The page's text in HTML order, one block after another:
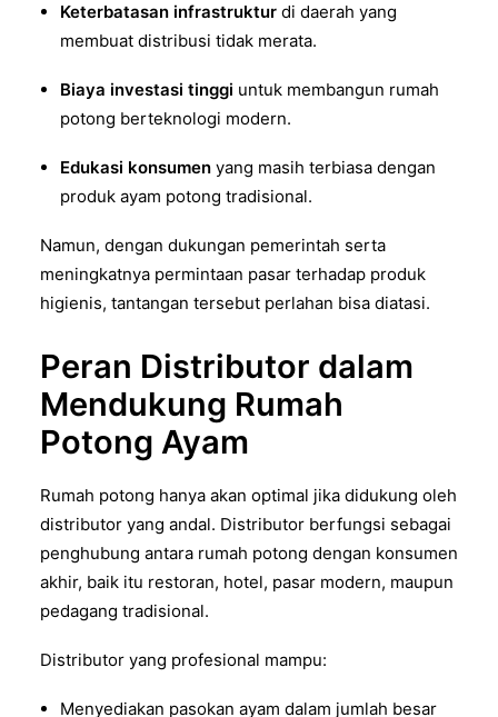
Keterbatasan infrastruktur di daerah yang
membuat distribusi tidak merata.
Biaya investasi tinggi untuk membangun rumah
potong berteknologi modern.
Edukasi konsumen yang masih terbiasa dengan
produk ayam potong tradisional.
Namun, dengan dukungan pemerintah serta
meningkatnya permintaan pasar terhadap produk
higienis, tantangan tersebut perlahan bisa diatasi.
Peran Distributor dalam
Mendukung Rumah
Potong Ayam
Rumah potong hanya akan optimal jika didukung oleh
distributor yang andal. Distributor berfungsi sebagai
penghubung antara rumah potong dengan konsumen
akhir, baik itu restoran, hotel, pasar modern, maupun
pedagang tradisional.
Distributor yang profesional mampu:
Menyediakan pasokan ayam dalam jumlah besar